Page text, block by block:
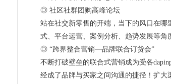
◎ 社区社群团购高峰论坛
站在社交新零售的开端，当下的风口在
式、平台运营、案例分析、趋势发展等角
◎ “跨界整合营销—品牌联合订货会”
不断打破壁垒的联合式营销成为受各
经成了品牌与买家之间沟通的捷径！扩